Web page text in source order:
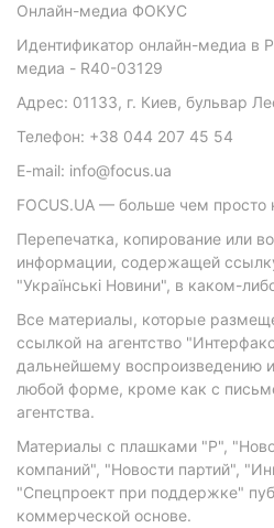
Онлайн-медиа ФОКУС
Идентификатор онлайн-медиа в
медиа - R40-03129
Адрес: 01133, г. Киев, бульвар
Телефон: +38 044 207 45 54
E-mail: info@focus.ua
FOCUS.UA — больше чем просто
Перепечатка, копирование или
информации, содержащей
"Українські Новини", в каком-
Все материалы, которые
ссылкой на агентство
дальнейшему воспроизведению
любой форме, кроме как с
агентства.
Материалы с плашками "Р",
компаний", "Новости партий",
"Спецпроект при поддержке"
коммерческой основе.